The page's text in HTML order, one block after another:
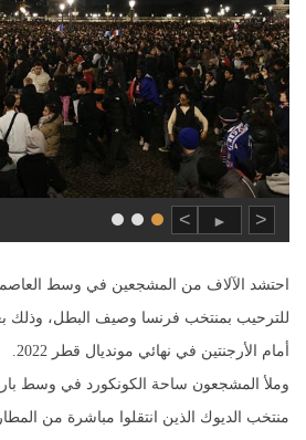
<
►
>
احتشد الآلاف من المشجعين في وسط
للترحيب بمنتخب فرنسا وصيف البطل، وذلك
أمام الأرجنتين في نهائي مونديال قطر 2022.
وملأ المشجعون ساحة الكونكورد في وسط
منتخب الديوك الذين انتقلوا مباشرة من